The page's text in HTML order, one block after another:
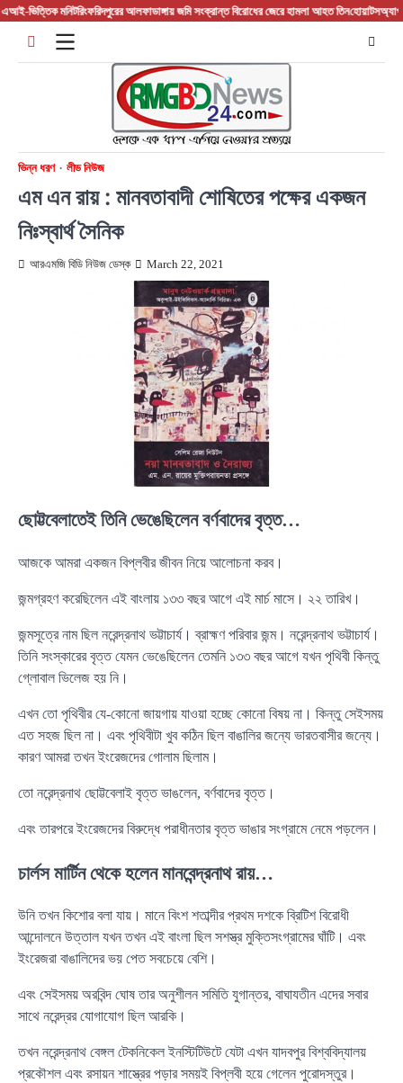
Skipফরিদপুরের আলফাডাঙ্গায় জমি সংক্রান্ত বিরোধের জেরে হামলা আহত তিনহোয়াটসঅ্যাপ ট্র্যাপ: নতুন কৌশলে
ভিন্ন ধরণ লীড নিউজ
এম এন রায় : মানবতাবাদী শোষিতের পক্ষের একজন
নিঃস্বার্থ সৈনিক
আরএমজি বিডি নিউজ ডেস্ক March 22, 2021
ছোট্টবেলাতেই তিনি ভেঙেছিলেন বর্ণবাদের বৃত্ত…
আজকে আমরা একজন বিপ্লবীর জীবন নিয়ে আলোচনা করব।
জন্মগ্রহণ করেছিলেন এই বাংলায় ১৩৩ বছর আগে এই মার্চ মাসে। ২২ তারিখ।
জন্মসূত্রে নাম ছিল নরেন্দ্রনাথ ভট্টাচার্য। ব্রাহ্মণ পরিবার জন্ম। নরেন্দ্রনাথ ভট্টাচার্য।
তিনি সংস্কারের বৃত্ত যেমন ভেঙেছিলেন তেমনি ১৩৩ বছর আগে যখন পৃথিবী কিন্তু
গ্লোবাল ভিলেজ হয় নি।
এখন তো পৃথিবীর যে-কোনো জায়গায় যাওয়া হচ্ছে কোনো বিষয় না। কিন্তু সেইসময়
এত সহজ ছিল না। এবং পৃথিবীটা খুব কঠিন ছিল বাঙালির জন্যে ভারতবাসীর জন্যে।
কারণ আমরা তখন ইংরেজদের গোলাম ছিলাম।
তো নরেন্দ্রনাথ ছোট্টবেলাই বৃত্ত ভাঙলেন, বর্ণবাদের বৃত্ত।
এবং তারপরে ইংরেজদের বিরুদ্ধে পরাধীনতার বৃত্ত ভাঙার সংগ্রামে নেমে পড়লেন।
চার্লস মার্টিন থেকে হলেন মানবেন্দ্রনাথ রায়…
উনি তখন কিশোর বলা যায়। মানে বিংশ শতাব্দীর প্রথম দশকে ব্রিটিশ বিরোধী
আন্দোলনে উত্তাল যখন তখন এই বাংলা ছিল সশস্ত্র মুক্তিসংগ্রামের ঘাঁটি। এবং
ইংরেজরা বাঙালিদের ভয় পেত সবচেয়ে বেশি।
এবং সেইসময় অরবিন্দ ঘোষ তার অনুশীলন সমিতি যুগান্তর, বাঘাযতীন এদের সবার
সাথে নরেন্দ্রর যোগাযোগ ছিল আরকি।
তখন নরেন্দ্রনাথ বেঙ্গল টেকনিকেল ইনস্টিটিউটে যেটা এখন যাদবপুর বিশ্ববিদ্যালয়
প্রকৌশল এবং রসায়ন শাস্ত্রের পড়ার সময়ই বিপ্লবী হয়ে গেলেন পুরোদস্তুর।